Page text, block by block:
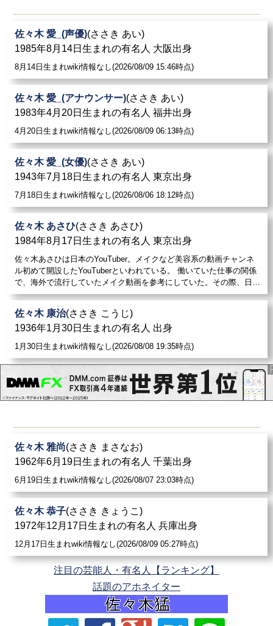
佐々木 愛_(声優)(ささき あい)
1985年8月14日生まれの有名人 大阪出身
8月14日生まれwiki情報なし(2026/08/09 15:46時点)
佐々木 愛_(アナウンサー)(ささき あい)
1983年4月20日生まれの有名人 福井出身
4月20日生まれwiki情報なし(2026/08/09 06:13時点)
佐々木 愛_(女優)(ささき あい)
1943年7月18日生まれの有名人 東京出身
7月18日生まれwiki情報なし(2026/08/06 18:12時点)
佐々木 あさひ(ささき あさひ)
1984年8月17日生まれの有名人 東京出身
佐々木あさひは日本のYouTuber。メイクなど美容系の動画チャンネ
ル初めて開設したYouTuberといわれている。 働いていた仕事の関係
で、海外で流行していたメイク動画を参考にしていた。その際、日…
佐々木 康治(ささき こうじ)
1936年1月30日生まれの有名人 出身
1月30日生まれwiki情報なし(2026/08/08 19:35時点)
佐々木 雅尚(ささき まさなお)
1962年6月19日生まれの有名人 千葉出身
6月19日生まれwiki情報なし(2026/08/07 23:03時点)
佐々木 恭子(ささき きょうこ)
1972年12月17日生まれの有名人 兵庫出身
12月17日生まれwiki情報なし(2026/08/09 05:27時点)
注目の芸能人・有名人【ランキング】
話題のアホネイター